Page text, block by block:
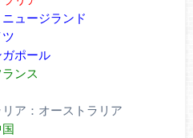
ュージランド
ポール
ンス
ア：オーストラリア